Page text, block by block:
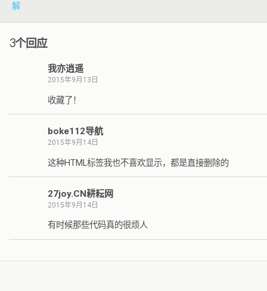
解
3个回应
我亦逍遥
2015年9月13日
收藏了！
boke112导航
2015年9月14日
这种HTML标签我也不喜欢显示，都是直接删除的
27joy.CN耕耘网
2015年9月14日
有时候那些代码真的很烦人